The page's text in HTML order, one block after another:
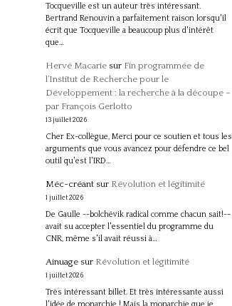
Tocqueville est un auteur très intéressant.
Bertrand Renouvin a parfaitement raison lorsqu'il
écrit que Tocqueville a beaucoup plus d'intérêt
que…
Hervé Macariesur Fin programmée de
l’Institut de Recherche pour le
Développement : la recherche à la découpe –
par François Gerlotto
13 juillet 2026
Cher Ex-collègue, Merci pour ce soutien et tous les
arguments que vous avancez pour défendre ce bel
outil qu'est l'IRD…
Méc-créantsur Révolution et légitimité
1 juillet 2026
De Gaulle --bolchévik radical comme chacun sait!--
avait su accepter l'essentiel du programme du
CNR, même s'il avait réussi à…
Ainuagesur Révolution et légitimité
1 juillet 2026
Très intéressant billet. Et très intéressante aussi
l'idée de monarchie ! Mais la monarchie que je